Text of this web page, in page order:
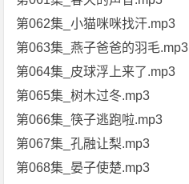
第062集_小猫咪咪找汗.mp3
第063集_燕子爸爸的羽毛.mp3
第064集_皮球浮上来了.mp3
第065集_树木过冬.mp3
第066集_筷子逃跑啦.mp3
第067集_孔融让梨.mp3
第068集_晏子使楚.mp3